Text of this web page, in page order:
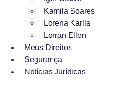
Kamila Soares
Lorena Karlla
Lorran Ellen
Meus Direitos
Segurança
Notícias Jurídicas